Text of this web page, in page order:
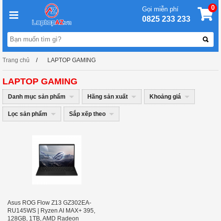
Gọi miễn phí
0825 233 233
0
Trang chủ LAPTOP GAMING
LAPTOP GAMING
Danh mục sản phẩm Hãng sản xuất Khoảng giá
Lọc sản phẩm Sắp xếp theo
Asus ROG Flow Z13 GZ302EA-
RU145WS | Ryzen AI MAX+ 395,
128GB, 1TB, AMD Radeon